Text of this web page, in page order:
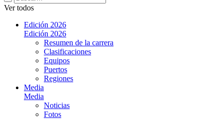
Ver todos
Edición 2026
Edición 2026
Resumen de la carrera
Clasificaciones
Equipos
Puertos
Regiones
Media
Media
Noticias
Fotos